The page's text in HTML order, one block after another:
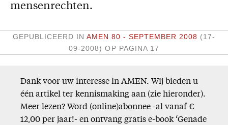
Nabestellen
Vragen en opmerkingen
En verder
Bijbelstudieagenda
mensenrechten.
GEPUBLICEERD IN AMEN 80 - SEPTEMBER 2008 (17-
09-2008) OP PAGINA 17
Dank voor uw interesse in AMEN. Wij bieden u
één artikel ter kennismaking aan (zie hieronder).
Meer lezen? Word (online)abonnee -al vanaf €
12,00 per jaar!- en ontvang gratis e-book ‘Genade